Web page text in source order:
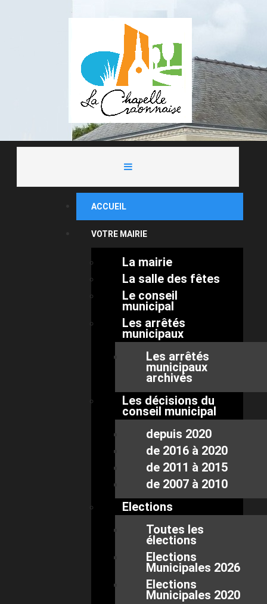
ACCUEIL
VOTRE MAIRIE
La mairie
La salle des fêtes
Le conseil
municipal
Les arrêtés
municipaux
Les arrêtés
municipaux
archivés
Les décisions du
conseil municipal
depuis 2020
de 2016 à 2020
de 2011 à 2015
de 2007 à 2010
Elections
Toutes les
élections
Elections
Municipales 2026
Elections
Municipales 2020